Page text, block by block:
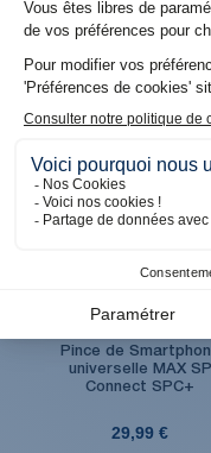
39,99 €
Produit en réassort. Livraison sous 6
Pince de
universelle MAX SP
Connect SPC+
29,99 €